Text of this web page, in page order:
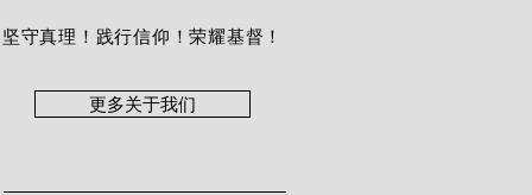
坚守真理！践行信仰！荣耀基督！
更多关于我们